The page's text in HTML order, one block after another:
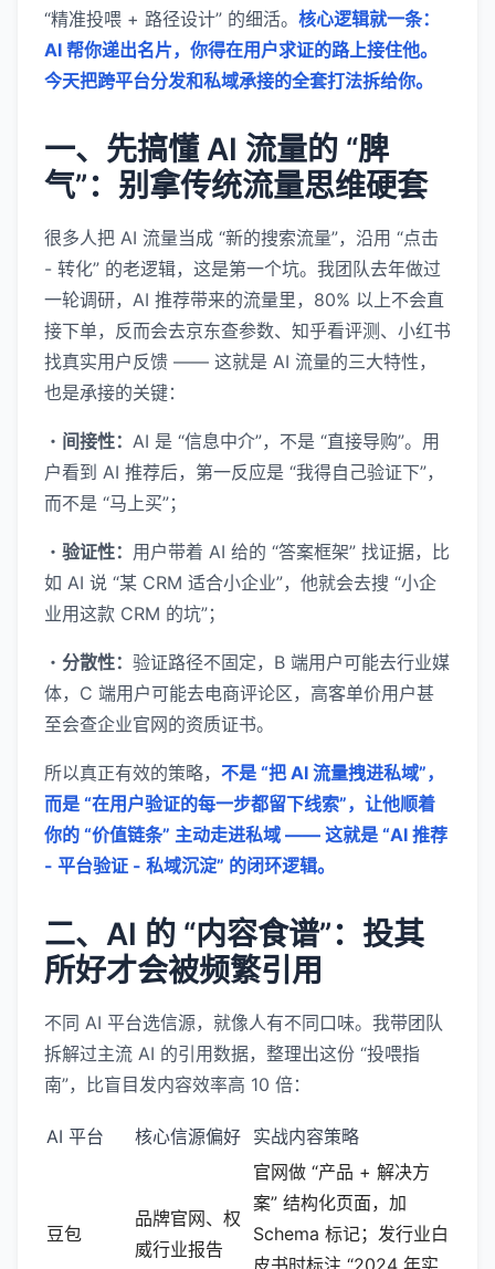
“精准投喂 + 路径设计” 的细活。 核心逻辑就一条：
AI 帮你递出名片，你得在用户求证的路上接住他。
今天把跨平台分发和私域承接的全套打法拆给你。
一、先搞懂 AI 流量的 “脾
气”：别拿传统流量思维硬套
很多人把 AI 流量当成 “新的搜索流量”，沿用 “点击
- 转化” 的老逻辑，这是第一个坑。我团队去年做过
一轮调研，AI 推荐带来的流量里，80% 以上不会直
接下单，反而会去京东查参数、知乎看评测、小红书
找真实用户反馈 —— 这就是 AI 流量的三大特性，
也是承接的关键：
・ 间接性： AI 是 “信息中介”，不是 “直接导购”。用
户看到 AI 推荐后，第一反应是 “我得自己验证下”，
而不是 “马上买”；
・ 验证性： 用户带着 AI 给的 “答案框架” 找证据，比
如 AI 说 “某 CRM 适合小企业”，他就会去搜 “小企
业用这款 CRM 的坑”；
・ 分散性： 验证路径不固定，B 端用户可能去行业媒
体，C 端用户可能去电商评论区，高客单价用户甚
至会查企业官网的资质证书。
所以真正有效的策略， 不是 “把 AI 流量拽进私域”，
而是 “在用户验证的每一步都留下线索”，让他顺着
你的 “价值链条” 主动走进私域 —— 这就是 “AI 推荐
- 平台验证 - 私域沉淀” 的闭环逻辑。
二、AI 的 “内容食谱”：投其
所好才会被频繁引用
不同 AI 平台选信源，就像人有不同口味。我带团队
拆解过主流 AI 的引用数据，整理出这份 “投喂指
南”，比盲目发内容效率高 10 倍：
AI 平台 核心信源偏好 实战内容策略
豆包
品牌官网、权
威行业报告
官网做 “产品 + 解决方
案” 结构化页面，加
Schema 标记；发行业白
皮书时标注 “2024 年实